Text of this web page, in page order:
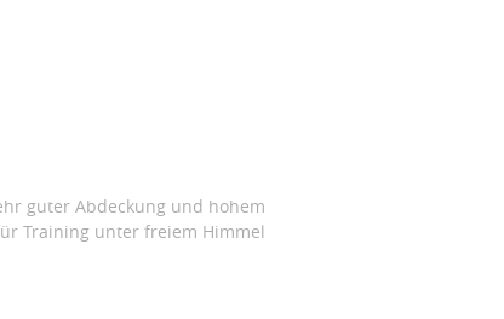
guter Abdeckung und hohem
Training unter freiem Himmel